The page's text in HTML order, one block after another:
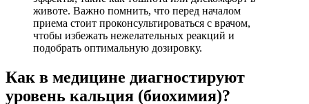
животе. Важно помнить, что перед началом
приема стоит проконсультироваться с врачом,
чтобы избежать нежелательных реакций и
подобрать оптимальную дозировку.
Как в медицине диагностируют
уровень кальция (биохимия)?